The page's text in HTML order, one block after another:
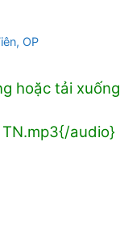
OP
hoặc tải xuống
audio}